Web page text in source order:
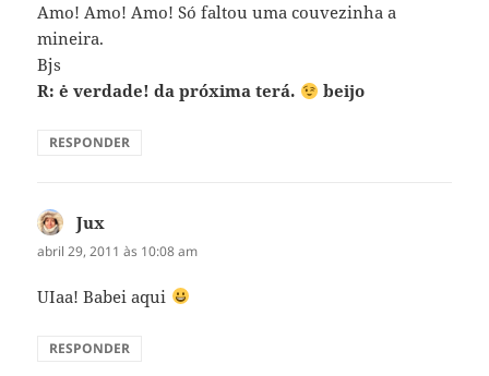
Amo! Amo! Amo! Só faltou uma couvezinha a
mineira.
Bjs
R: ė verdade! da próxima terá.
beijo
RESPONDER
Jux
abril 29, 2011 às 10:08 am
UIaa! Babei aqui
RESPONDER